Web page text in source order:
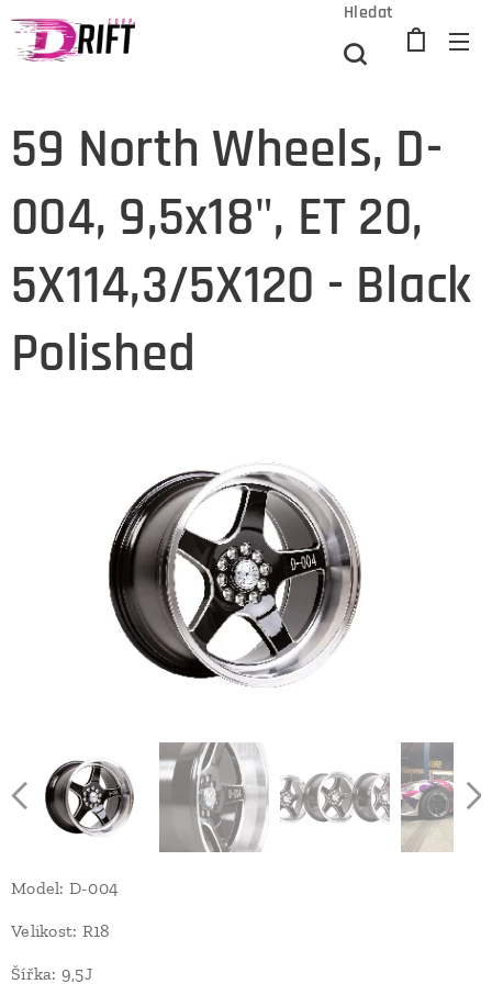
Hledat
59 North Wheels, D-
004, 9,5x18", ET 20,
5X114,3/5X120 - Black
Polished
Model: D-004
Velikost: R18
Šířka: 9,5J